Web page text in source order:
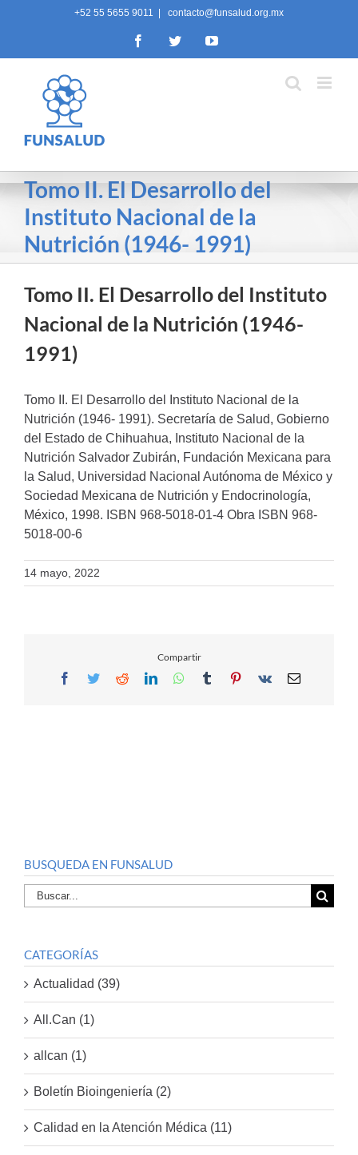
+52 55 5655 9011 contacto@funsalud.org.mx
FacebookTwitterYouTube
Tomo II. El Desarrollo del
Instituto Nacional de la
Nutrición (1946- 1991)
Tomo II. El Desarrollo del Instituto
Nacional de la Nutrición (1946-
1991)
Tomo II. El Desarrollo del Instituto Nacional de la
Nutrición (1946- 1991). Secretaría de Salud, Gobierno
del Estado de Chihuahua, Instituto Nacional de la
Nutrición Salvador Zubirán, Fundación Mexicana para
la Salud, Universidad Nacional Autónoma de México y
Sociedad Mexicana de Nutrición y Endocrinología,
México, 1998. ISBN 968-5018-01-4 Obra ISBN 968-
5018-00-6
14 mayo, 2022
Compartir
Facebook
TwitterRedditLinkedInWhatsApp
TumblrPinterest
Vk Email
BUSQUEDA EN FUNSALUD
Buscar
por:
CATEGORÍAS
Actualidad (39)
All.Can (1)
allcan (1)
Boletín Bioingeniería (2)
Calidad en la Atención Médica (11)